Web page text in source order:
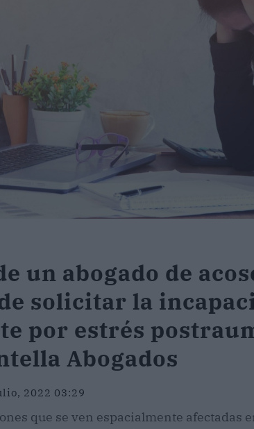
un abogado de
solicitar la
por estrés
Abogados
2022 03:29
que se ven espacialmente afectadas